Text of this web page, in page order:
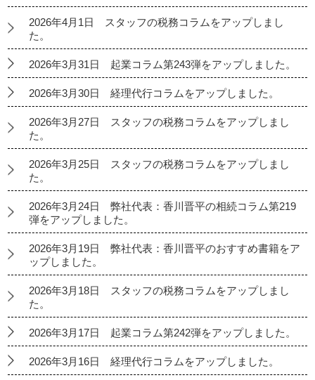
2026年4月1日 スタッフの税務コラムをアップしまし
た。
2026年3月31日 起業コラム第243弾をアップしました。
2026年3月30日 経理代行コラムをアップしました。
2026年3月27日 スタッフの税務コラムをアップしまし
た。
2026年3月25日 スタッフの税務コラムをアップしまし
た。
2026年3月24日 弊社代表：香川晋平の相続コラム第219
弾をアップしました。
2026年3月19日 弊社代表：香川晋平のおすすめ書籍をア
ップしました。
2026年3月18日 スタッフの税務コラムをアップしまし
た。
2026年3月17日 起業コラム第242弾をアップしました。
2026年3月16日 経理代行コラムをアップしました。